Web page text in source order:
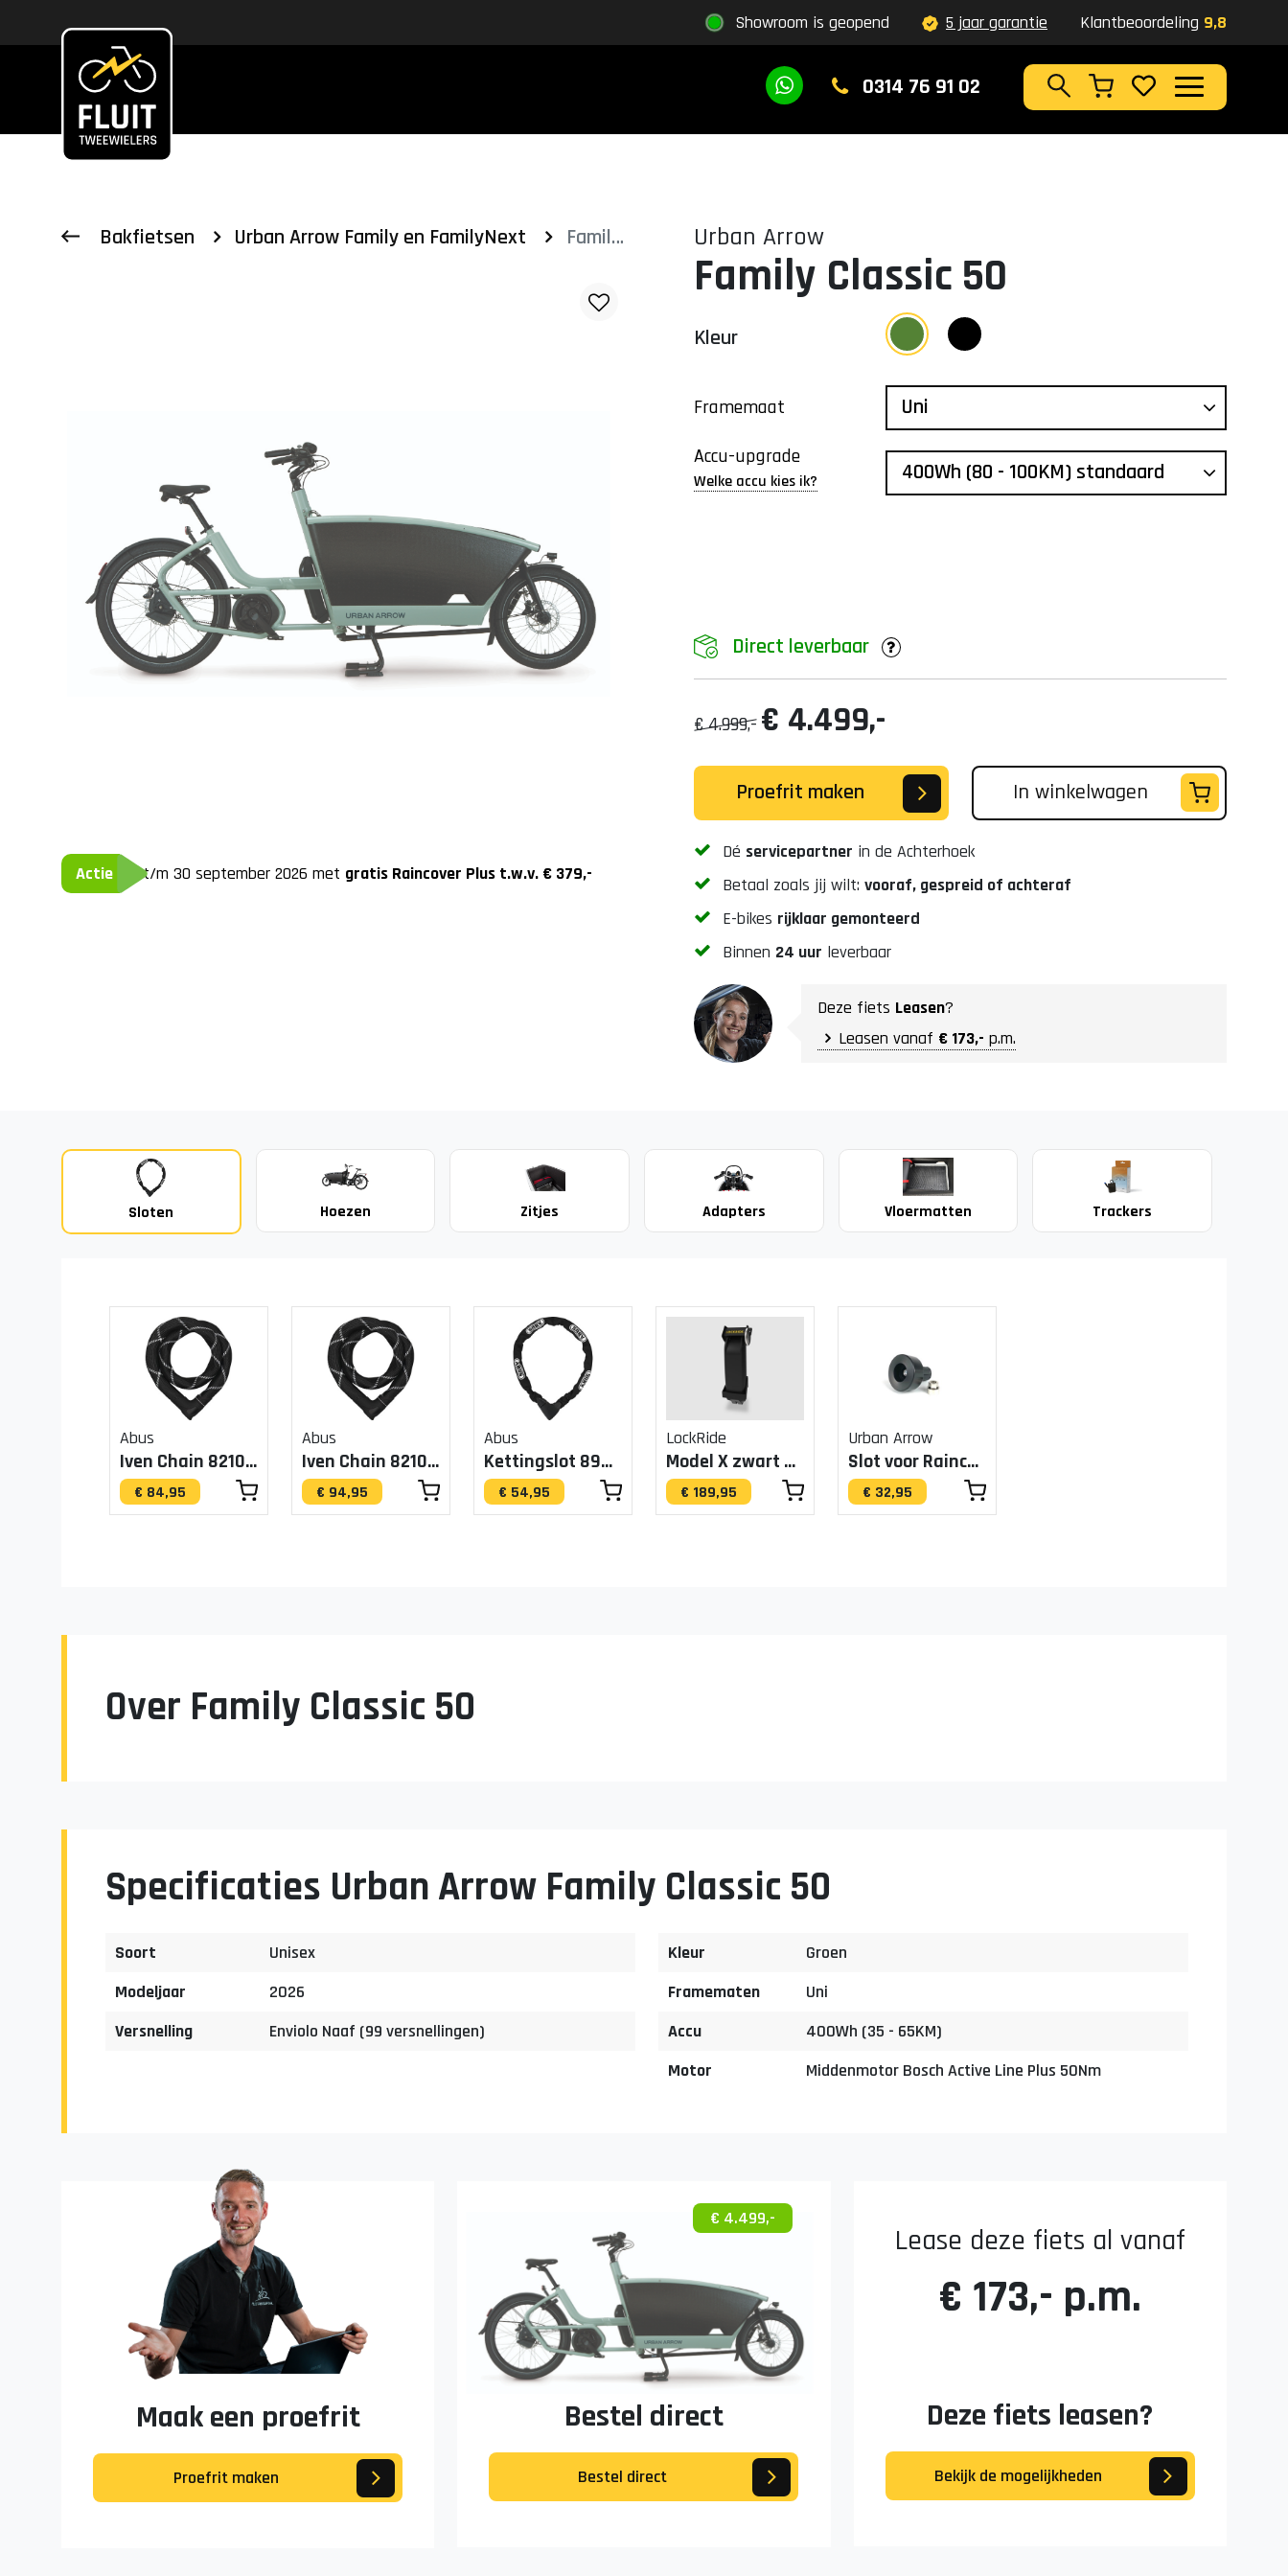
Zoeken Showroom is geopend 5 jaar garantie Klantbeoordeling 9,8
0314 76 91 02
Bakfietsen Urban Arrow Family en FamilyNext Family Classic 50
Actie Nu t/m 30 september 2026 met gratis Raincover Plus t.w.v. € 379,-
Urban Arrow
Family Classic 50
Kleur
Framemaat
Accu-upgrade
Welke accu kies ik?
Direct leverbaar
€ 4.999,-€ 4.499,-
Proefrit maken In winkelwagen
Dé servicepartner in de Achterhoek
Betaal zoals jij wilt: vooraf, gespreid of achteraf
E-bikes rijklaar gemonteerd
Binnen 24 uur leverbaar
Deze fiets Leasen?
Leasen vanaf € 173,- p.m.
Sloten Hoezen Zitjes Adapters Vloermatten Trackers
Abus
Iven Chain 8210/110
€ 84,95
Abus
Iven Chain 8210/140
€ 94,95
Abus
Kettingslot 8900/85
€ 54,95
LockRide
Model X zwart BES3 545Wh (LockRide)
€ 189,95
Urban Arrow
Slot voor Raincover
€ 32,95
Over Family Classic 50
Specificaties Urban Arrow Family Classic 50
Soort
Unisex
Modeljaar
2026
Versnelling
Enviolo Naaf (99 versnellingen)
Kleur
Groen
Framematen
Uni
Accu
400Wh (35 - 65KM)
Motor
Middenmotor Bosch Active Line Plus 50Nm
Maak een proefrit
Proefrit maken
€ 4.499,-
Bestel direct
Bestel direct
Lease deze fiets al vanaf
€ 173,- p.m.
Deze fiets leasen?
Bekijk de mogelijkheden